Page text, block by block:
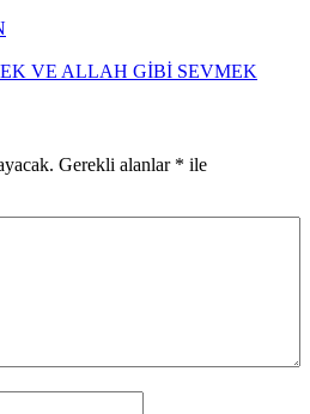
VE ALLAH GİBİ SEVMEK
Gerekli alanlar * ile